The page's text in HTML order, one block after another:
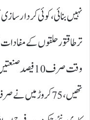
نہیں بنائی، کوئی کردار
تر طاقتور حلقوں کے
وقت صرف